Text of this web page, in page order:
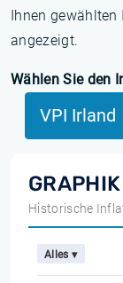
Ihnen
angezeigt.
Wählen Sie den
VPI Irland
Historische
Alles ▾